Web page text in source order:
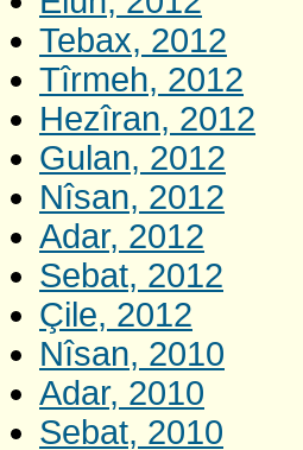
Tebax, 2012
Tîrmeh, 2012
Hezîran, 2012
Gulan, 2012
Nîsan, 2012
Adar, 2012
Sebat, 2012
Çile, 2012
Nîsan, 2010
Adar, 2010
Sebat, 2010